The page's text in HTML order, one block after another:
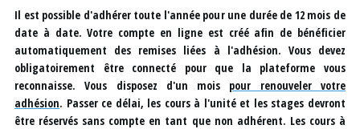
Il est possible d'adhérer toute l'année pour une durée de 12 mois de
date à date. Votre compte en ligne est créé afin de bénéficier
automatiquement des remises liées à l'adhésion. Vous devez
obligatoirement être connecté pour que la plateforme vous
reconnaisse. Vous disposez d'un mois pour renouveler votre
adhésion. Passer ce délai, les cours à l'unité et les stages devront
être réservés sans compte en tant que non adhérent. Les cours à